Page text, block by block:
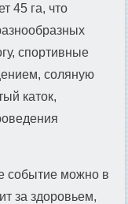
45 га, что
спортивные
соляную
каток,
событие можно в
за здоровьем,